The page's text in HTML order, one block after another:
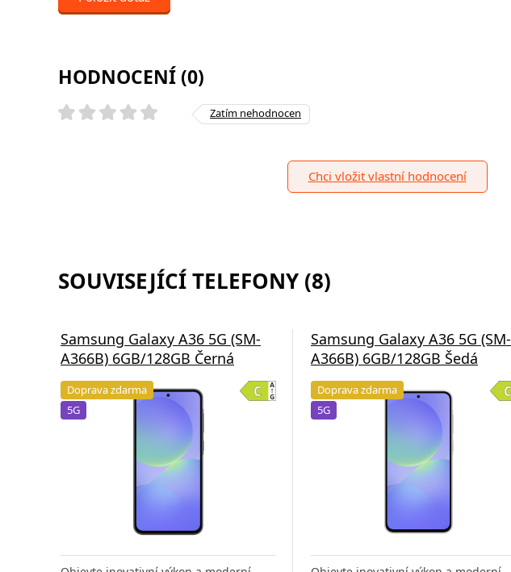
HODNOCENÍ (0)
Zatím nehodnocen
Chci vložit vlastní hodnocení
SOUVISEJÍCÍ TELEFONY (8)
Samsung Galaxy A36 5G (SM-
A366B) 6GB/128GB Černá
Doprava zdarma
5G
Samsung Galaxy A36 5G (SM-
A366B) 6GB/128GB Šedá
Doprava zdarma
5G